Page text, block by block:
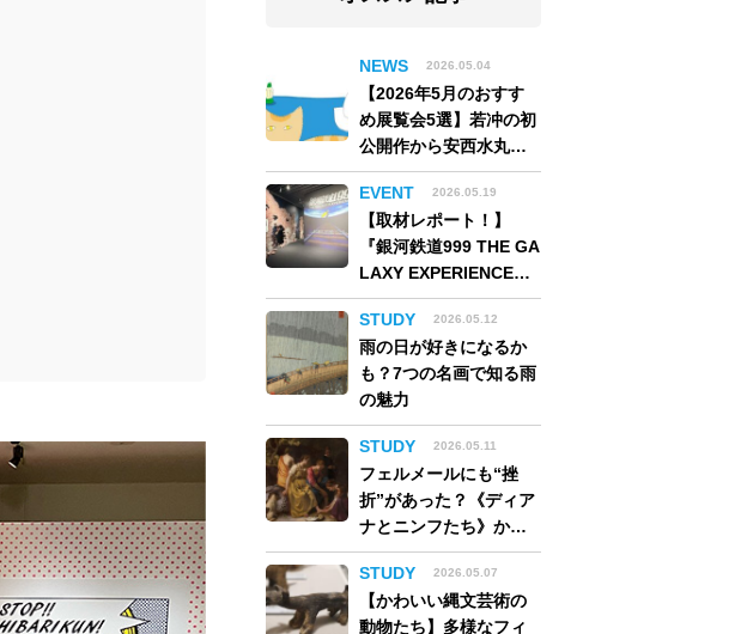
NEWS 2026.05.04
【2026年5月のおすす
め展覧会5選】若冲の初
公開作から安西水丸の
世界、そしてゴッホ
《夜のカフェテラス》
まで
EVENT 2026.05.19
【取材レポート！】
『銀河鉄道999 THE GA
LAXY EXPERIENCE
あの旅は、まだ続いて
いる。』999号に乗り銀
河へ旅立つ。“観る”か
ら“体験する”展覧会
【角川武蔵野ミュージ
アム】
STUDY 2026.05.12
雨の日が好きになるか
も？7つの名画で知る雨
の魅力
STUDY 2026.05.11
フェルメールにも“挫
折”があった？《ディア
ナとニンフたち》から
読み解く巨匠の夢
STUDY
2026.05.07
【かわいい縄文芸術の
動物たち】多様なフィ